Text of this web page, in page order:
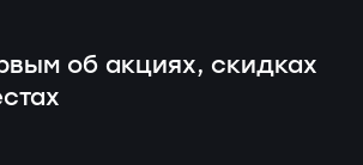
об акциях, скидках